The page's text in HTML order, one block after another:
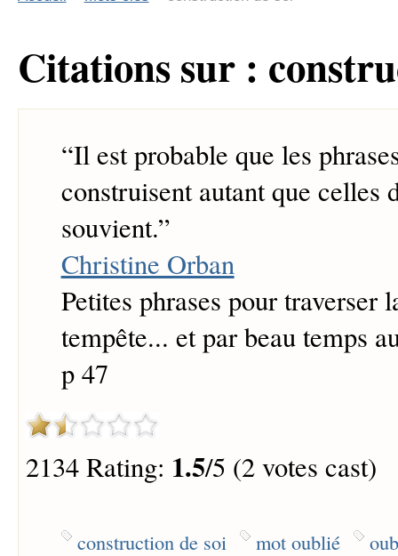
Citations sur :
“Il est probable que les
construisent autant que celles
souvient.”
Christine Orban
Petites phrases pour traverser
tempête... et par beau temps
p 47
2134 Rating: 1.5/5 (2 votes cast)
construction de soi mot oublié